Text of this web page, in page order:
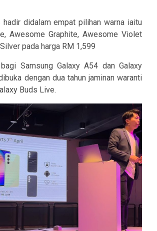
hadir didalam empat pilihan warna iaitu
Awesome Graphite, Awesome Violet
pada harga RM 1,599
Samsung Galaxy A54 dan Galaxy
dengan dua tahun jaminan waranti
Buds Live.